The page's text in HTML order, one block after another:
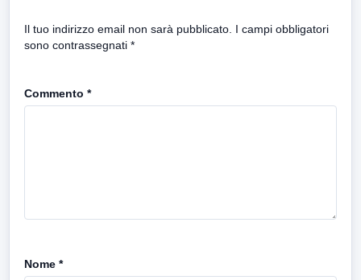
Il tuo indirizzo email non sarà pubblicato. I campi obbligatori
sono contrassegnati *
Commento *
Nome *